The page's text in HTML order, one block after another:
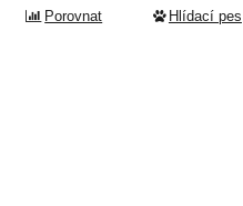
Porovnat Hlídací pes